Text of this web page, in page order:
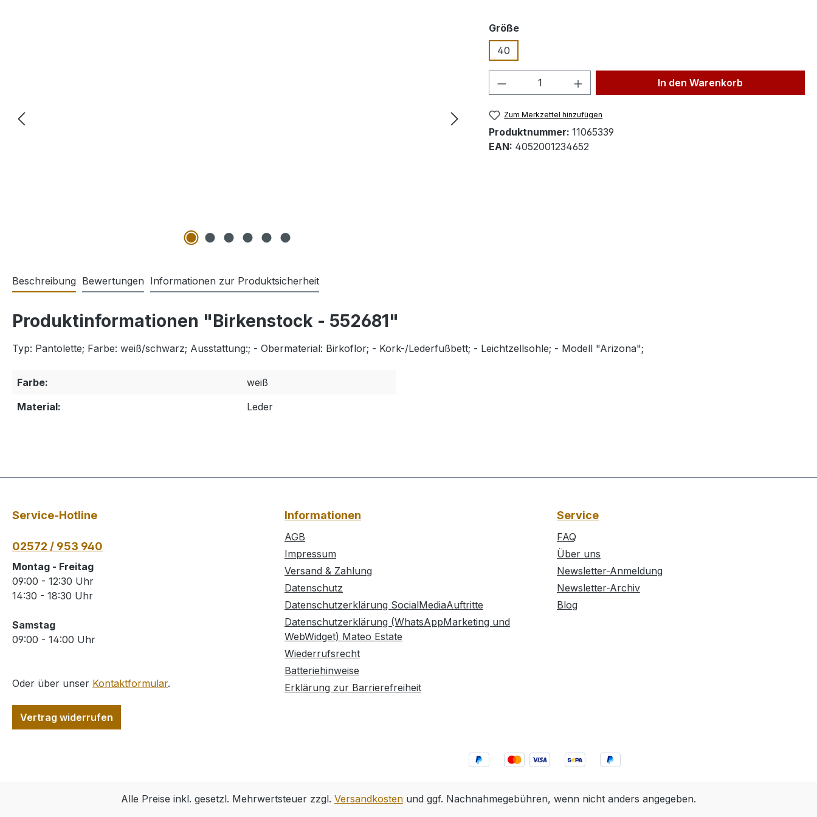
Größeauswählen
40
Produkt Anzahl: Gib den gewünschten Wert
In den Warenkorb
Zum Merkzettel hinzufügen
Produktnummer: 11065339
EAN: 4052001234652
Beschreibung Bewertungen Informationen zur Produktsicherheit
Produktinformationen "Birkenstock - 552681"
Typ: Pantolette; Farbe: weiß/schwarz; Ausstattung:; - Obermaterial: Birkoflor; - Kork-/Lederfußbett; - Leichtzellsohle; - Modell "Arizona";
Farbe:
weiß
Material:
Leder
Service-Hotline
02572 / 953 940
Montag - Freitag
09:00 - 12:30 Uhr
14:30 - 18:30 Uhr
Samstag
09:00 - 14:00 Uhr
Oder über unser Kontaktformular.
Vertrag widerrufen
Informationen
AGB
Impressum
Versand & Zahlung
Datenschutz
Datenschutzerklärung SocialMediaAuftritte
Datenschutzerklärung (WhatsAppMarketing und
WebWidget) Mateo Estate
Wiederrufsrecht
Batteriehinweise
Erklärung zur Barrierefreiheit
Service
FAQ
Über uns
Newsletter-Anmeldung
Newsletter-Archiv
Blog
Alle Preise inkl. gesetzl. Mehrwertsteuer zzgl. Versandkosten und ggf. Nachnahmegebühren, wenn nicht anders angegeben.